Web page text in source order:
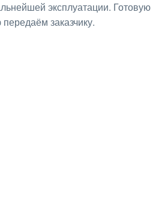
эксплуатации. Готовую
заказчику.